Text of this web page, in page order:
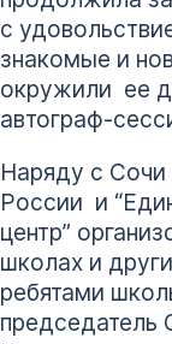
с
знакомые и
окружили ее
автограф-
Наряду с
России и
центр”
школах и
ребятами
председатель